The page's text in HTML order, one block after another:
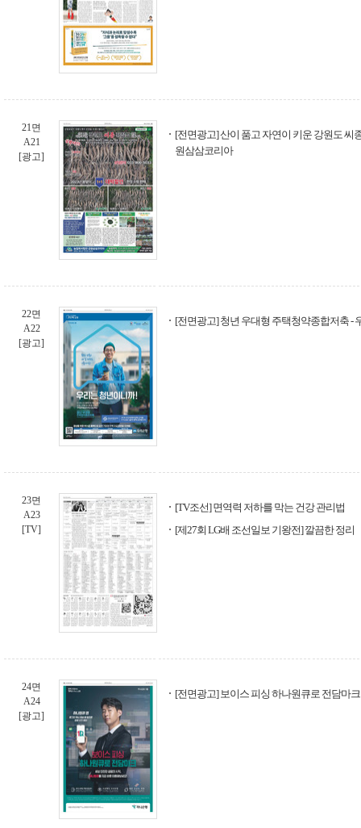
21면
A21
[광고]
[전면광고] 산이 품고 자연이 키운 강원도 씨
원삼삼코리아
22면
A22
[광고]
[전면광고] 청년 우대형 주택청약종합저축 -
23면
A23
[TV]
[TV조선] 면역력 저하를 막는 건강 관리법
[제27회 LG배 조선일보 기왕전] 깔끔한 정리
24면
A24
[광고]
[전면광고] 보이스 피싱 하나원큐로 전담마